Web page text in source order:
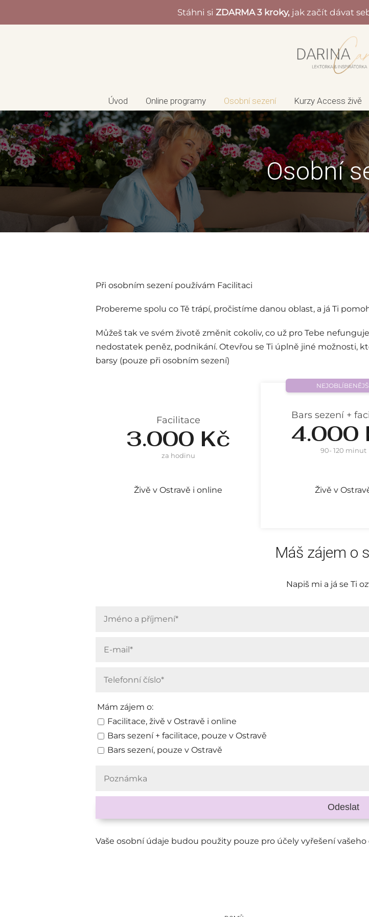
Stáhni siZDARMA 3 kroky, jak začít dávat
Úvod Online programy Osobní sezení Kurzy Access živě
Osobní
Při osobním sezení používám Facilitaci
Probereme spolu co Tě trápí, pročistíme danou oblast, a já Ti
Můžeš tak ve svém životě změnit cokoliv, co už pro Tebe
nedostatek peněz, podnikání. Otevřou se Ti úplně jiné možnosti,
barsy (pouze při osobním sezení)
Facilitace
3.000 Kč
za hodinu
Živě v Ostravě i online
Bars sezení +
4.000
90- 120 minut
Živě v
Máš zájem o
Napiš mi a já se Ti
Mám zájem o:
Facilitace, živě v Ostravě i online
Bars sezení + facilitace, pouze v Ostravě
Bars sezení, pouze v Ostravě
Odeslat
Vaše osobní údaje budou použity pouze pro účely vyřešení vašeho